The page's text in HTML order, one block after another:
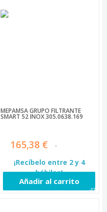
MEPAMSA GRUPO FILTRANTE
SMART 52 INOX 305.0638.169
165,38 €
¡Recíbelo entre 2 y 4
hábiles!
Añadir al carrito
478